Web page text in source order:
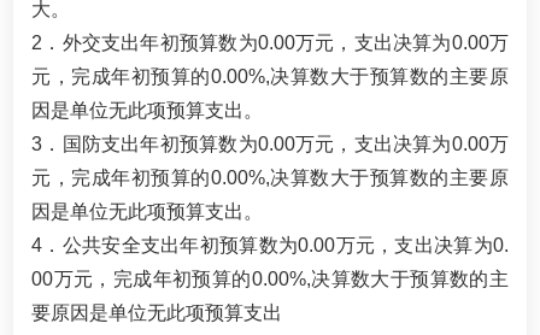
大。
2．外交支出年初预算数为0.00万元，支出决算为0.00万
元，完成年初预算的0.00%,决算数大于预算数的主要原
因是单位无此项预算支出。
3．国防支出年初预算数为0.00万元，支出决算为0.00万
元，完成年初预算的0.00%,决算数大于预算数的主要原
因是单位无此项预算支出。
4．公共安全支出年初预算数为0.00万元，支出决算为0.
00万元，完成年初预算的0.00%,决算数大于预算数的主
要原因是单位无此项预算支出